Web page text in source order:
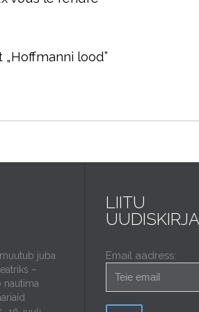
lood”
juba
–
nautima
LIITU
Email aadress: